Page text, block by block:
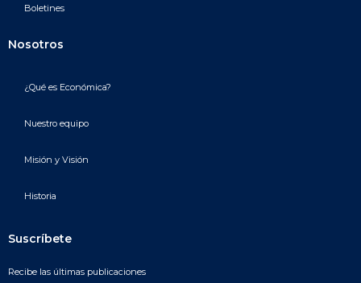
Boletines
Nosotros
¿Qué es Económica?
Nuestro equipo
Misión y Visión
Historia
Suscríbete
Recibe las últimas publicaciones